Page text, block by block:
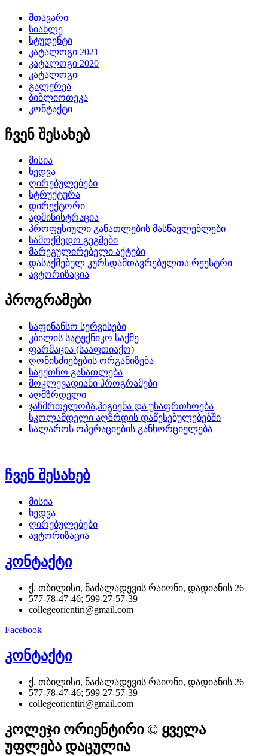
მთავარი
სიახლე
სტუდენტი
კატალოგი 2021
კატალოგი 2020
კატალოგი
გალერეა
ბიბლიოთეკა
კონტაქტი
ჩვენ შესახებ
მისია
ხედვა
ღირებულებები
სტრუქტურა
დირექტორი
ადმინისტრაცია
პროფესიული განათლების მასწავლებლები
სამოქმედო გეგმები
მარეგულირებელი აქტები
დასაქმებულ კურსდამთავრებულთა რეესტრი
ავტორიზაცია
პროგრამები
საფინანსო სერვისები
კბილის სატექნიკო საქმე
ფარმაცია (სააფთიაქო)
ღონისძიებების ორგანიზება
საექთნო განათლება
მოკლევადიანი პროგრამები
აღმზრდელი
ჯანმრთელობა,ჰიგიენა და უსაფრთხოება
სკოლამდელი აღზრდის დაწესებულებებში
სალაროს ოპერაციების განხორციელება
ჩვენ შესახებ
მისია
ხედვა
ღირებულებები
ავტორიზაცია
კონტაქტი
ქ. თბილისი, ნაძალადევის რაიონი, დადიანის 26
577-78-47-46; 599-27-57-39
collegeorientiri@gmail.com
Facebook
კონტაქტი
ქ. თბილისი, ნაძალადევის რაიონი, დადიანის 26
577-78-47-46; 599-27-57-39
collegeorientiri@gmail.com
კოლეჯი ორიენტირი © ყველა
უფლება დაცულია